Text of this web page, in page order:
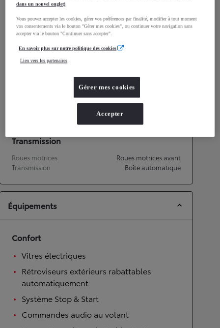
Consommation mixte
Émissions CO2
Transmission
Roues motrices
Roues motrices avant
Transmission
Boîte automatique
Équipements
Confort
Vitres électriques
Rétroviseurs extérieurs rabattables
automatiquement
Système Stop & Start
Commandes audio au volant
dans un nouvel onglet).
Vous pouvez accepter les cookies, gérer vos préférences par finalité, modifier à tout moment
vos consentements via le bouton "Gérer mes cookies", ou continuer votre navigation sans
accepter via le bouton "Continuer sans accepter".
En savoir plus sur notre politique des cookies
Lien vers les partenaires
Gérer mes cookies
Accepter